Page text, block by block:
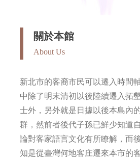
關於本館
About Us
新北市的客裔市民可以遷入時間
中除了明末清初以後陸續遷入拓
士外，另外就是日據以後本島內
群，然前者後代子孫已鮮少知道
論對客家語言文化有所瞭解，而
知是從臺灣何地客庄遷來本市的